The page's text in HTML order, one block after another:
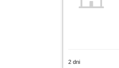
2 dni